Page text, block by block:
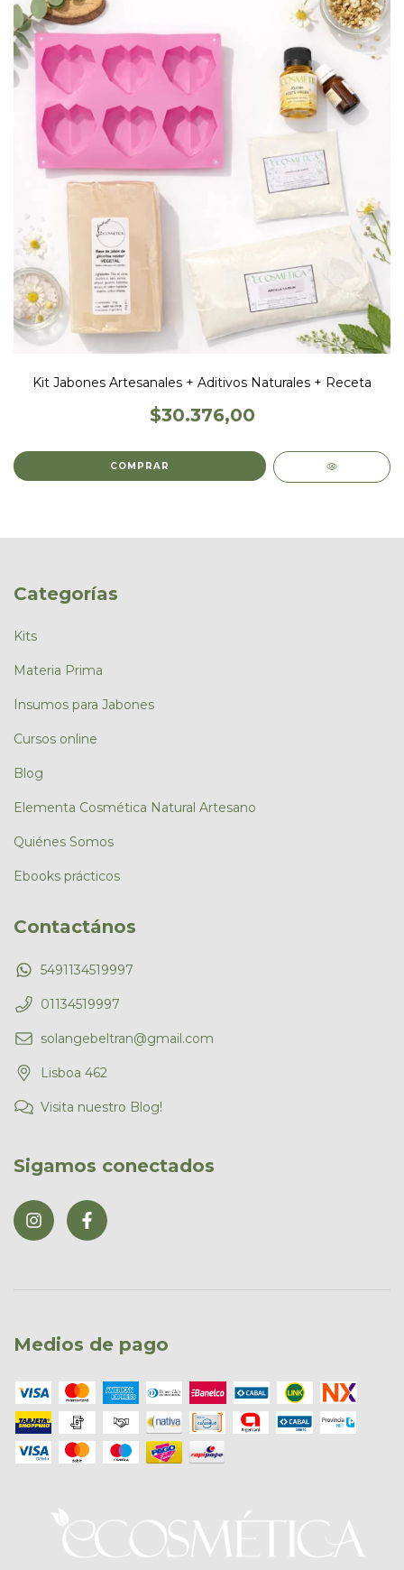
Kit Jabones Artesanales + Aditivos Naturales + Receta
$30.376,00
Categorías
Kits
Materia Prima
Insumos para Jabones
Cursos online
Blog
Elementa Cosmética Natural Artesano
Quiénes Somos
Ebooks prácticos
Contactános
5491134519997
01134519997
solangebeltran@gmail.com
Lisboa 462
Visita nuestro Blog!
Sigamos conectados
Medios de pago